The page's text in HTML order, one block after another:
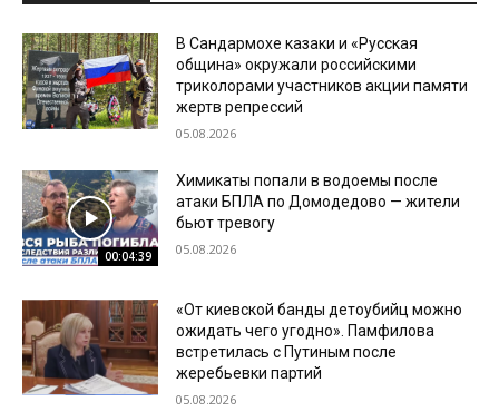
В Сандармохе казаки и «Русская
община» окружали российскими
триколорами участников акции памяти
жертв репрессий
05.08.2026
00:04:39
Химикаты попали в водоемы после
атаки БПЛА по Домодедово — жители
бьют тревогу
05.08.2026
«От киевской банды детоубийц можно
ожидать чего угодно». Памфилова
встретилась с Путиным после
жеребьевки партий
05.08.2026